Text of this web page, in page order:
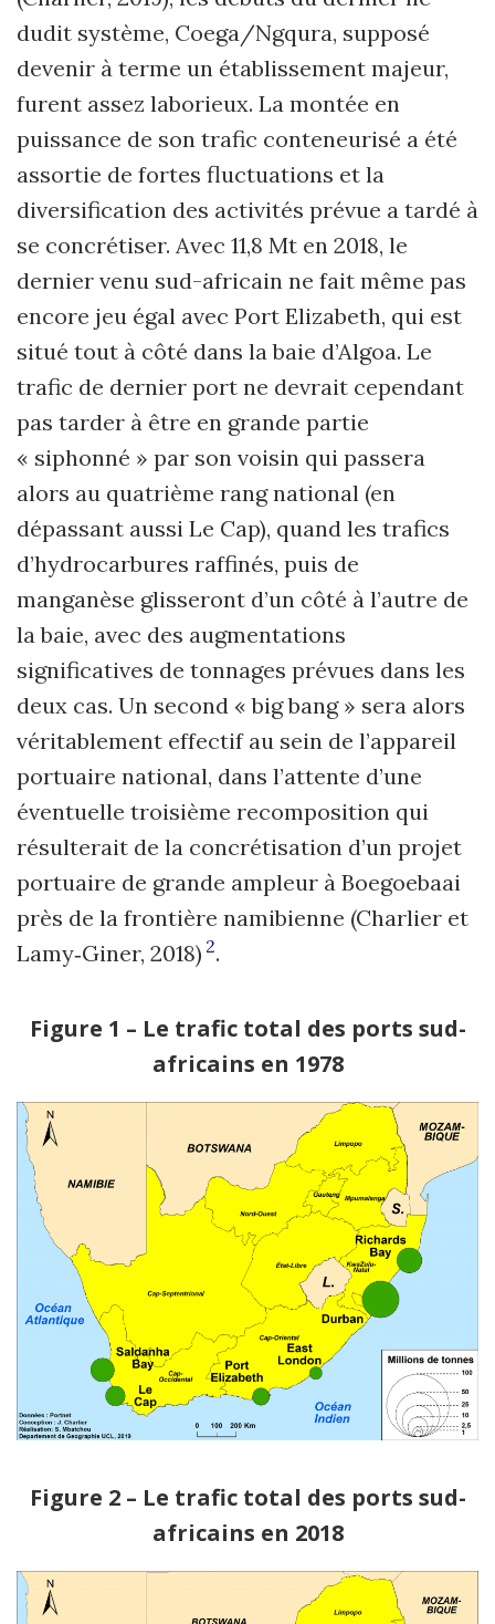
dudit système, Coega/Ngqura, supposé
devenir à terme un établissement majeur,
furent assez laborieux. La montée en
puissance de son trafic conteneurisé a été
assortie de fortes fluctuations et la
diversification des activités prévue a tardé à
se concrétiser. Avec 11,8 Mt en 2018, le
dernier venu sud-africain ne fait même pas
encore jeu égal avec Port Elizabeth, qui est
situé tout à côté dans la baie d’Algoa. Le
trafic de dernier port ne devrait cependant
pas tarder à être en grande partie
« siphonné » par son voisin qui passera
alors au quatrième rang national (en
dépassant aussi Le Cap), quand les trafics
d’hydrocarbures raffinés, puis de
manganèse glisseront d’un côté à l’autre de
la baie, avec des augmentations
significatives de tonnages prévues dans les
deux cas. Un second « big bang » sera alors
véritablement effectif au sein de l’appareil
portuaire national, dans l’attente d’une
éventuelle troisième recomposition qui
résulterait de la concrétisation d’un projet
portuaire de grande ampleur à Boegoebaai
près de la frontière namibienne (Charlier et
Lamy‑Giner, 2018) 2.
Figure 1 – Le trafic total des ports sud-
africains en 1978
Figure 2 – Le trafic total des ports sud-
africains en 2018